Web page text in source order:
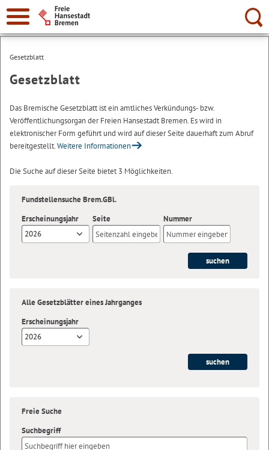
Suche:
Gesetzblatt
Gesetzblatt
Das Bremische Gesetzblatt ist ein amtliches Verkündungs- bzw.
Veröffentlichungsorgan der Freien Hansestadt Bremen. Es wird in
elektronischer Form geführt und wird auf dieser Seite dauerhaft zum Abruf
bereitgestellt.Weitere Informationen
Die Suche auf dieser Seite bietet 3 Möglichkeiten.
Fundstellensuche Brem.GBl.
Erscheinungsjahr
2026
Seite Nummer
Alle Gesetzblätter eines Jahrganges
Erscheinungsjahr
2026
Freie Suche
Suchbegriff